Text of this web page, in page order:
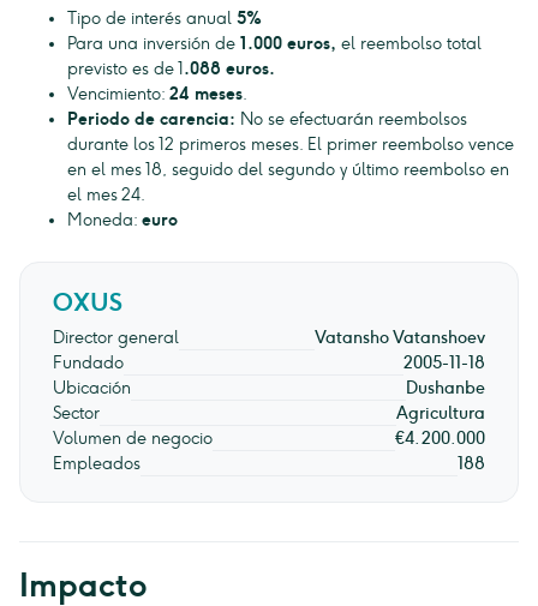
Tipo de interés anual 5%
Para una inversión de 1.000 euros, el reembolso total
previsto es de 1.088 euros.
Vencimiento: 24 meses.
Periodo de carencia: No se efectuarán reembolsos
durante los 12 primeros meses. El primer reembolso vence
en el mes 18, seguido del segundo y último reembolso en
el mes 24.
Moneda: euro
OXUS
Director general
Vatansho Vatanshoev
Fundado
2005-11-18
Ubicación
Dushanbe
Sector
Agricultura
Volumen de negocio
€4.200.000
Empleados
188
Impacto